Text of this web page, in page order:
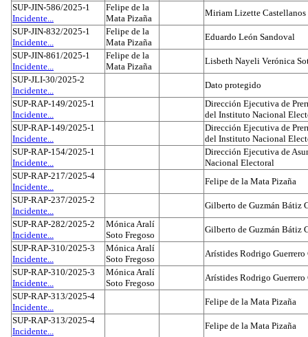
SUP-JIN-586/2025-1
Incidente...
Felipe de la
Mata Pizaña
Miriam Lizette Castellanos
SUP-JIN-832/2025-1
Incidente...
Felipe de la
Mata Pizaña
Eduardo León Sandoval
SUP-JIN-861/2025-1
Incidente...
Felipe de la
Mata Pizaña
Lisbeth Nayeli Verónica
SUP-JLI-30/2025-2
Incidente...
Dato protegido
SUP-RAP-149/2025-1
Incidente...
Dirección Ejecutiva de
del Instituto Nacional
SUP-RAP-149/2025-1
Incidente...
Dirección Ejecutiva de
del Instituto Nacional
SUP-RAP-154/2025-1
Incidente...
Dirección Ejecutiva de
Nacional Electoral
SUP-RAP-217/2025-4
Incidente...
Felipe de la Mata Pizaña
SUP-RAP-237/2025-2
Incidente...
Gilberto de Guzmán Bátiz
SUP-RAP-282/2025-2
Incidente...
Mónica Aralí
Soto Fregoso
Gilberto de Guzmán Bátiz
SUP-RAP-310/2025-3
Incidente...
Mónica Aralí
Soto Fregoso
Arístides Rodrigo Guerrero
SUP-RAP-310/2025-3
Incidente...
Mónica Aralí
Soto Fregoso
Arístides Rodrigo Guerrero
SUP-RAP-313/2025-4
Incidente...
Felipe de la Mata Pizaña
SUP-RAP-313/2025-4
Incidente...
Felipe de la Mata Pizaña